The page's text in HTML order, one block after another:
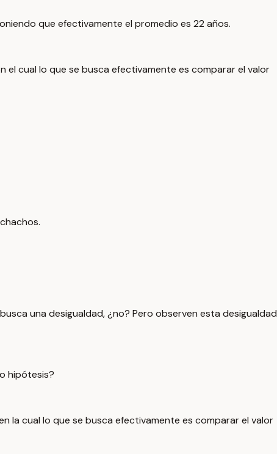
que efectivamente el promedio es 22 años.
el cual lo que se busca efectivamente es comparar el valor
una desigualdad, ¿no? Pero observen esta desigualdad
hipótesis?
la cual lo que se busca efectivamente es comparar el valor